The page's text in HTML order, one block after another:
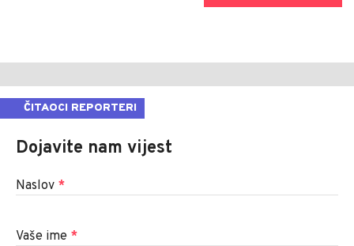
ČITAOCI REPORTERI
Dojavite nam vijest
Naslov *
Vaše ime *